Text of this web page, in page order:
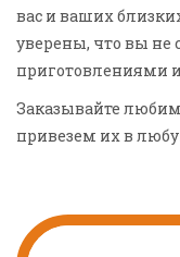
вас и ваших
уверены, что вы не
приготовлениями и
Заказывайте
привезем их в